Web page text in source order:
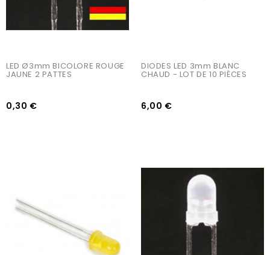
LED Ø3mm BICOLORE ROUGE
JAUNE 2 PATTES
0,30 €
DIODES LED 3mm BLANC
CHAUD - LOT DE 10 PIÈCES
6,00 €